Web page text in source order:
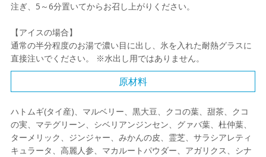
注ぎ、5～6分置いてからお召し上がりください。
【アイスの場合】
通常の半分程度のお湯で濃い目に出し、氷を入れた耐熱グラスに
直接注いでください。 ※水出し用ではありません。
原材料
ハトムギ(タイ産)、マルベリー、黒大豆、クコの葉、甜茶、クコ
の実、マテグリーン、シベリアンジンセン、グァバ葉、杜仲葉、
ターメリック、ジンジャー、みかんの皮、霊芝、サラシアレティ
キュラータ、高麗人参、マカルートパウダー、アガリクス、シナ